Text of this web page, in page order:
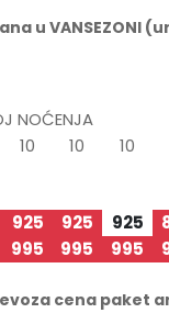
u VANSEZONI
NOĆENJA
10 10 10
925 925 925
995 995 995
cena paket